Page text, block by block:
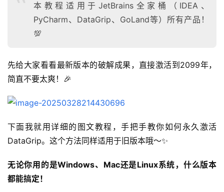
本教程适用于JetBrains全家桶（IDEA、
PyCharm、DataGrip、GoLand等）所有产品！
💯
先给大家看看最新版本的破解成果，直接激活到2099年，
简直不要太爽！🎉
下面我就用详细的图文教程，手把手教你如何永久激活
DataGrip。这个方法同样适用于旧版本哦～✨
无论你用的是Windows、Mac还是Linux系统，什么版本
都能搞定！